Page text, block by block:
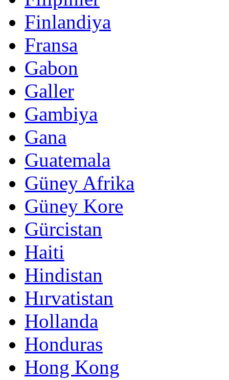
Finlandiya
Fransa
Gabon
Galler
Gambiya
Gana
Guatemala
Güney Afrika
Güney Kore
Gürcistan
Haiti
Hindistan
Hırvatistan
Hollanda
Honduras
Hong Kong